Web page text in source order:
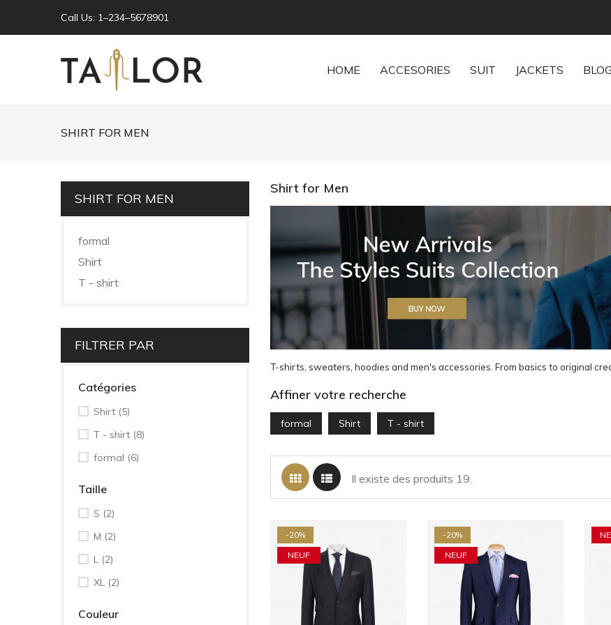
Call Us: 1–234–5678901
HOME ACCESORIES SUIT JACKETS BLOG
SHIRT FOR MEN
SHIRT FOR MEN
formal
Shirt
T - shirt
FILTRER PAR
Catégories
Shirt (5)
T - shirt (8)
formal (6)
Taille
S (2)
M (2)
L (2)
XL (2)
Couleur
Shirt for Men
T-shirts, sweaters, hoodies and men's accessories. From basics to original
Affiner votre recherche
formal Shirt T - shirt
Il existe des produits 19.
-20%
NEUF
-20%
NEUF